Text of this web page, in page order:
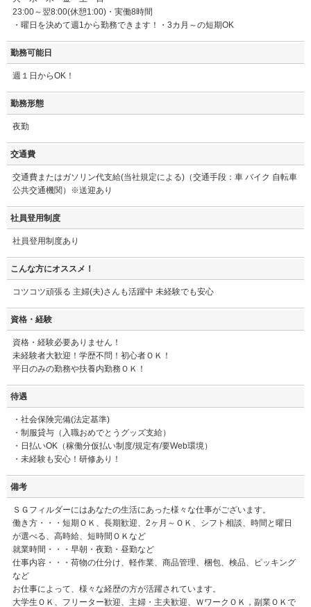
23:00～翌8:00(休憩1:00)・実働8時間
・曜日を決めて週1から勤務できます！・3カ月～の短期OK
勤務可能日
週１日からOK！
勤務形態
夜勤
交通費
交通費またはガソリン代支給(当社規定による)（交通手段：車 バイク 自転車
公共交通機関）※送迎あり
社員登用制度
社員登用制度あり
こんな方にオススメ！
コツコツ頑張る 主婦(夫)さんも活躍中 未経験でも安心
資格・経験
資格・経験必要ありません！
未経験者大歓迎！学歴不問！初心者ＯＫ！
平日のみの勤務や扶養内勤務ＯＫ！
待遇
・社会保険完備(法定基準)
・制服貸与（入職おめでとうグッズ支給）
・日払いOK（稼働分仮払い制度/規定有/要Web環境）
・未経験も安心！研修あり！
備考
ＳＧフィルダーにはあなたの生活にあった様々な仕事がございます。
働き方・・・短期ＯＫ、長期歓迎、2ヶ月～ＯＫ、シフト相談、時間と曜日
が選べる、高時給、短時間ＯＫなど
就業時間・・・早朝・夜勤・昼勤など
仕事内容・・・荷物の仕分け、軽作業、商品管理、梱包、検品、ピッキング
など
お仕事によって、様々な経歴の方が活躍されています。
大学生ＯＫ、フリーター歓迎、主婦・主夫歓迎、ＷワークＯＫ，副業ＯＫで